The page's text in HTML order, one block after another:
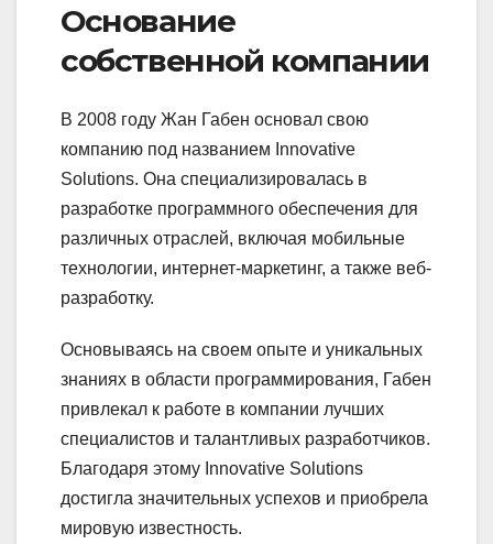
Основание
собственной компании
В 2008 году Жан Габен основал свою
компанию под названием Innovative
Solutions. Она специализировалась в
разработке программного обеспечения для
различных отраслей, включая мобильные
технологии, интернет-маркетинг, а также веб-
разработку.
Основываясь на своем опыте и уникальных
знаниях в области программирования, Габен
привлекал к работе в компании лучших
специалистов и талантливых разработчиков.
Благодаря этому Innovative Solutions
достигла значительных успехов и приобрела
мировую известность.